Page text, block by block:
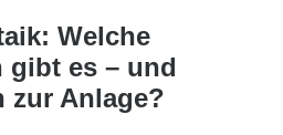
Welche
gibt es – und
zur Anlage?